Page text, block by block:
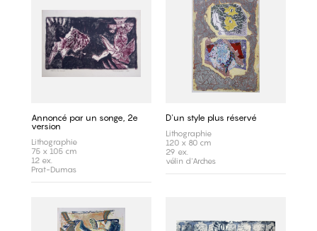
Annoncé par un songe, 2e
version
Lithographie
75 x 105 cm
12 ex.
Prat-Dumas
D'un style plus réservé
Lithographie
120 x 80 cm
29 ex.
vélin d'Arches